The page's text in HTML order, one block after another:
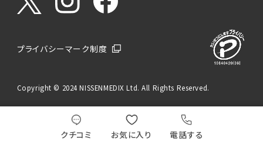
クチコミ お気に入り 電話する
プライバシーマーク制度
Copyright © 2024 NISSENMEDIX Ltd. All Rights Reserved.